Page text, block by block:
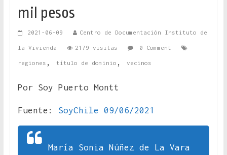
mil pesos
2021-06-09 Centro de Documentación Instituto de
la Vivienda 2179 visitas 0 Comment
regiones , título de dominio , vecinos
Por Soy Puerto Montt
Fuente: SoyChile 09/06/2021
María Sonia Núñez de La Vara